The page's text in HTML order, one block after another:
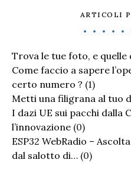
ARTICOLI
Trova le tue foto, e quelle
Come faccio a sapere
certo numero ? (1)
Metti una filigrana al tuo
I dazi UE sui pacchi dalla
l’innovazione (0)
ESP32 WebRadio –
dal salotto di… (0)